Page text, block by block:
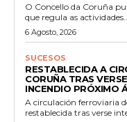
O Concello da Coruña
que regula as
6 Agosto, 2026
SUCESOS
RESTABLECIDA A
CORUÑA TRAS
INCENDIO PRÓXIMO
A circulación ferroviaria
restablecida tras verse